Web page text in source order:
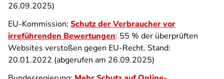
26.09.2025)
EU-Kommission: Schutz der Verbraucher vor
irreführenden Bewertungen: 55 % der überprüften
Websites verstoßen gegen EU-Recht. Stand:
20.01.2022 (abgerufen am 26.09.2025)